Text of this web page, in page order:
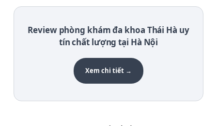
Review phòng khám đa khoa Thái Hà uy
tín chất lượng tại Hà Nội
Xem chi tiết →